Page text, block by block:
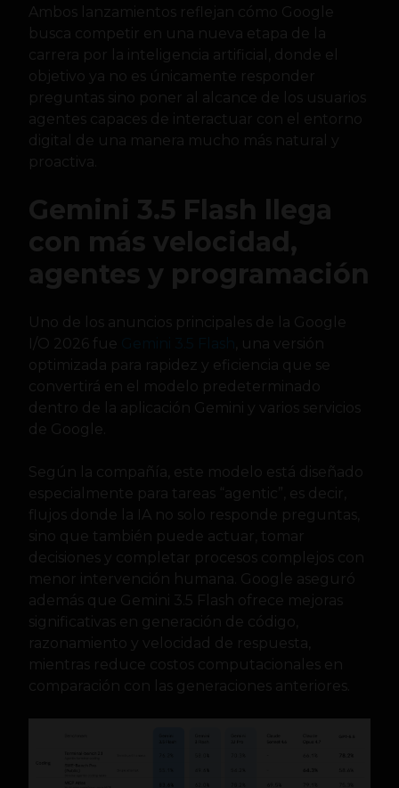
Ambos lanzamientos reflejan cómo Google
busca competir en una nueva etapa de la
carrera por la inteligencia artificial, donde el
objetivo ya no es únicamente responder
preguntas sino poner al alcance de los usuarios
agentes capaces de interactuar con el entorno
digital de una manera mucho más natural y
proactiva.
Gemini 3.5 Flash llega
con más velocidad,
agentes y programación
Uno de los anuncios principales de la Google
I/O 2026 fue
, una versión
optimizada para rapidez y eficiencia que se
convertirá en el modelo predeterminado
dentro de la aplicación Gemini y varios servicios
de Google.
Según la compañía, este modelo está diseñado
especialmente para tareas “agentic”, es decir,
flujos donde la IA no solo responde preguntas,
sino que también puede actuar, tomar
decisiones y completar procesos complejos con
menor intervención humana. Google aseguró
además que Gemini 3.5 Flash ofrece mejoras
significativas en generación de código,
razonamiento y velocidad de respuesta,
mientras reduce costos computacionales en
comparación con las generaciones anteriores.